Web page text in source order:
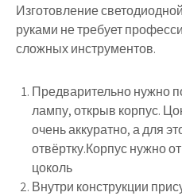
Изготовление
руками не требует
сложных инструментов.
Предварительно нужно
лампу, открыв корпус.
очень аккуратно, а для
отвёртку.Корпус нужно
цоколь
Внутри конструкции